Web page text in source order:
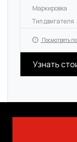
Маркировка
Тип двигателя
Посмотреть
Узнать